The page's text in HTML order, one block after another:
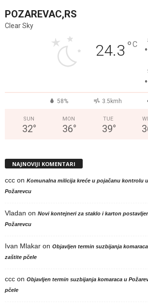
POZAREVAC,RS
Clear Sky
24.3 °C
°
°
58% 3.5kmh
SUN
32°
MON
36°
TUE
39°
NAJNOVIJI KOMENTARI
ccc on Komunalna milicija kreće u pojačanu kontrolu
Požarevcu
Vladan on Novi kontejneri za staklo i karton
Požarevcu
Ivan Mlakar on Objavljen termin suzbijanja
zaštite pčele
ccc on Objavljen termin suzbijanja komaraca u
pčele